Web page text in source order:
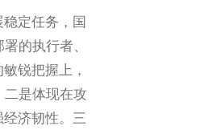
定任务，国
的执行者、
锐把握上，
二是体现在攻
济韧性。三